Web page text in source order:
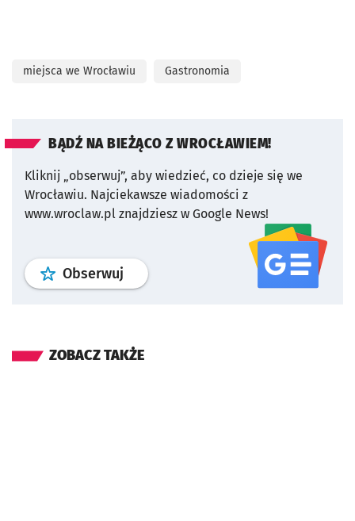
miejsca we Wrocławiu Gastronomia
BĄDŹ NA BIEŻĄCO Z WROCŁAWIEM!
Kliknij „obserwuj”, aby wiedzieć, co dzieje się we
Wrocławiu. Najciekawsze wiadomości z
www.wroclaw.pl znajdziesz w Google News!
Obserwuj profil serwisu
ZOBACZ TAKŻE